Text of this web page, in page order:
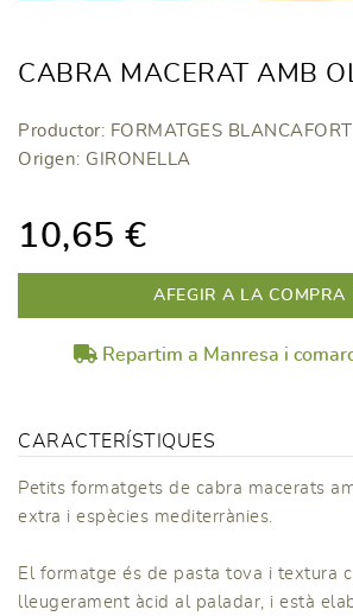
CABRA MACERAT AMB
Productor: FORMATGES BLANCAFORT
Origen: GIRONELLA
10,65 €
AFEGIR A LA COMPRA
Repartim a Manresa i
CARACTERÍSTIQUES
Petits formatgets de cabra macerats
extra i espècies mediterrànies.
El formatge és de pasta tova i textura
lleugerament àcid al paladar, i està